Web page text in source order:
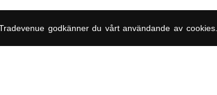
godkänner du vårt användande av cookies.